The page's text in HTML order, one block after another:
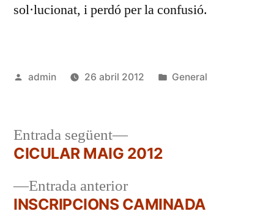
sol·lucionat, i perdó per la confusió.
Publicat
admin 26 abril 2012
Publicat
General
Navegació
d'entrades
Entrada anteriorEntrada
anterior:
INSCRIPCIONS CAMINADA
Entrada següent
Entrada
següent:
CICULAR MAIG 2012